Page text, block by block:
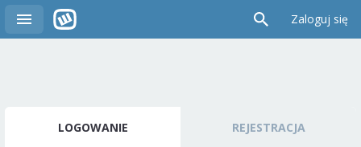
Zaloguj się
LOGOWANIE REJESTRACJA